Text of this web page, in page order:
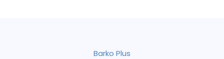
Barko Plus